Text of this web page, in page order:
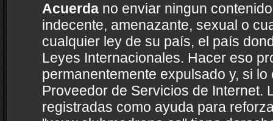
Acuerdano enviar ningun
indecente, amenazante, sexual o
cualquier ley de su país, el país
Leyes Internacionales. Hacer eso
permanentemente expulsado y, si
Proveedor de Servicios de Internet.
registradas como ayuda para